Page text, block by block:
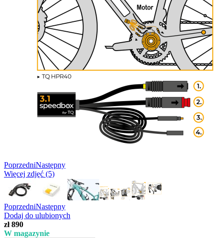
PoprzedniNastępny
Więcej zdjęć (5)
PoprzedniNastępny
Dodaj do ulubionych
zł 890
W magazynie